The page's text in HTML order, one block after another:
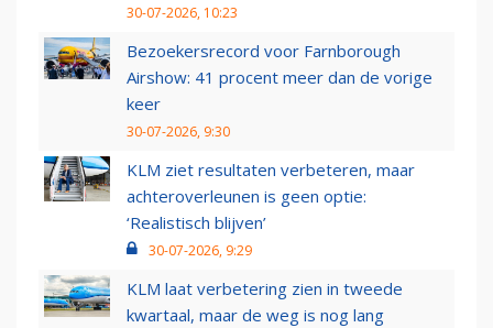
30-07-2026, 10:23
Bezoekersrecord voor Farnborough
Airshow: 41 procent meer dan de vorige
keer
30-07-2026, 9:30
KLM ziet resultaten verbeteren, maar
achteroverleunen is geen optie:
‘Realistisch blijven’
30-07-2026, 9:29
KLM laat verbetering zien in tweede
kwartaal, maar de weg is nog lang